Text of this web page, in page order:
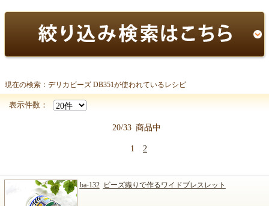
デリカビーズ DB351
現在の検索：デリカビーズ DB351が使われているレシピ
表示件数：
20/33 商品中
1 2
ba-132 ビーズ織りで作るワイドブレスレット